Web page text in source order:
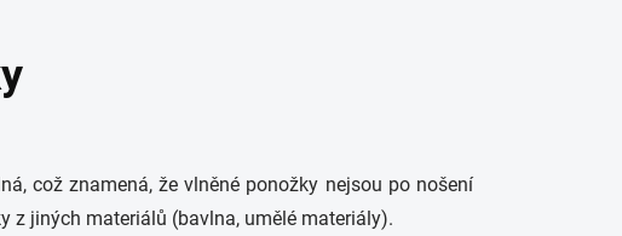
což znamená, že vlněné ponožky nejsou po nošení
z jiných materiálů (bavlna, umělé materiály).